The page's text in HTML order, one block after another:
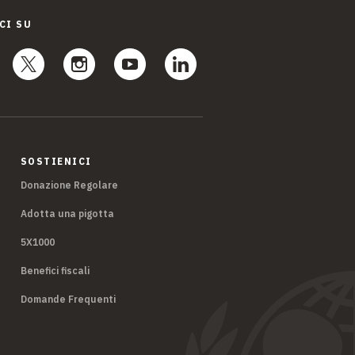
SU
SOSTIENICI
Donazione Regolare
Adotta una pigotta
5X1000
Benefici fiscali
Domande Frequenti